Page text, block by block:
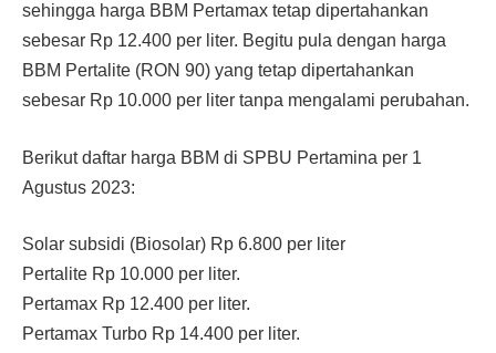
sehingga harga BBM Pertamax tetap dipertahankan
sebesar Rp 12.400 per liter. Begitu pula dengan harga
BBM Pertalite (RON 90) yang tetap dipertahankan
sebesar Rp 10.000 per liter tanpa mengalami perubahan.
Berikut daftar harga BBM di SPBU Pertamina per 1
Agustus 2023:
Solar subsidi (Biosolar) Rp 6.800 per liter
Pertalite Rp 10.000 per liter.
Pertamax Rp 12.400 per liter.
Pertamax Turbo Rp 14.400 per liter.